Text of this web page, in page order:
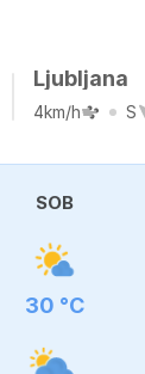
Ljubljana
4km/h S
SOB
30 °C